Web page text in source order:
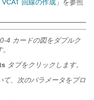
回線の作成」 を参照
4 カードの図をダブルク
タブをクリックします。
て、次のパラメータをプロ